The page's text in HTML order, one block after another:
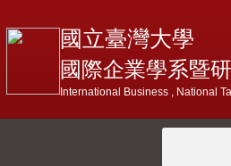
國立臺灣大學
國際企業學系暨
International Business , National